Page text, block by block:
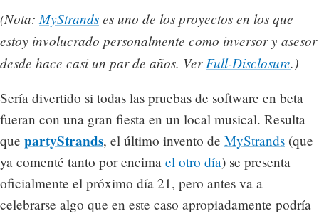
(Nota:MyStrandses uno de los proyectos en los que
estoy involucrado personalmente como inversor y asesor
desde hace casi un par de años. VerFull-Disclosure.)
Sería divertido si todas las pruebas de software en beta
fueran con una gran fiesta en un local musical. Resulta
que partyStrands, el último invento de MyStrands (que
ya comenté tanto por encima el otro día) se presenta
oficialmente el próximo día 21, pero antes va a
celebrarse algo que en este caso apropiadamente podría